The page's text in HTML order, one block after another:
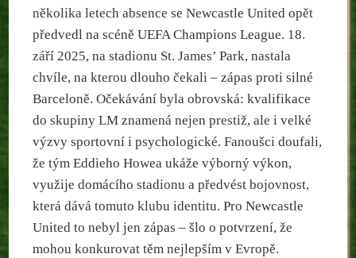
několika letech absence se Newcastle United opět
předvedl na scéně UEFA Champions League. 18.
září 2025, na stadionu St. James’ Park, nastala
chvíle, na kterou dlouho čekali – zápas proti silné
Barceloně. Očekávání byla obrovská: kvalifikace
do skupiny LM znamená nejen prestiž, ale i velké
výzvy sportovní i psychologické. Fanoušci doufali,
že tým Eddieho Howea ukáže výborný výkon,
využije domácího stadionu a předvést bojovnost,
která dává tomuto klubu identitu. Pro Newcastle
United to nebyl jen zápas – šlo o potvrzení, že
mohou konkurovat těm nejlepším v Evropě.